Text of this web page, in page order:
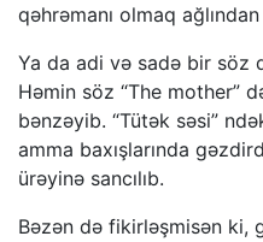
qəhrəmanı olmaq
Ya da adi və sadə bir söz
Həmin söz “The mother”
bənzəyib. “Tütək səsi”
amma baxışlarında
ürəyinə sancılıb.
Bəzən də fikirləşmisən ki,